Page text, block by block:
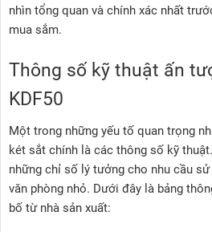
nhìn tổng quan và chính xác nhất
mua sắm.
Thông số kỹ thuật ấn
KDF50
Một trong những yếu tố quan trọng
két sắt chính là các thông số kỹ
những chỉ số lý tưởng cho nhu cầu
văn phòng nhỏ. Dưới đây là bảng
bố từ nhà sản xuất: